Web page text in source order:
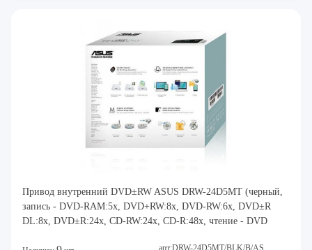
Привод внутренний DVD±RW ASUS DRW-24D5MT (черный,
запись - DVD-RAM:5x, DVD+RW:8x, DVD-RW:6x, DVD±R
DL:8x, DVD±R:24x, CD-RW:24x, CD-R:48x, чтение - DVD
арт:DRW-24D5MT/BLK/B/AS